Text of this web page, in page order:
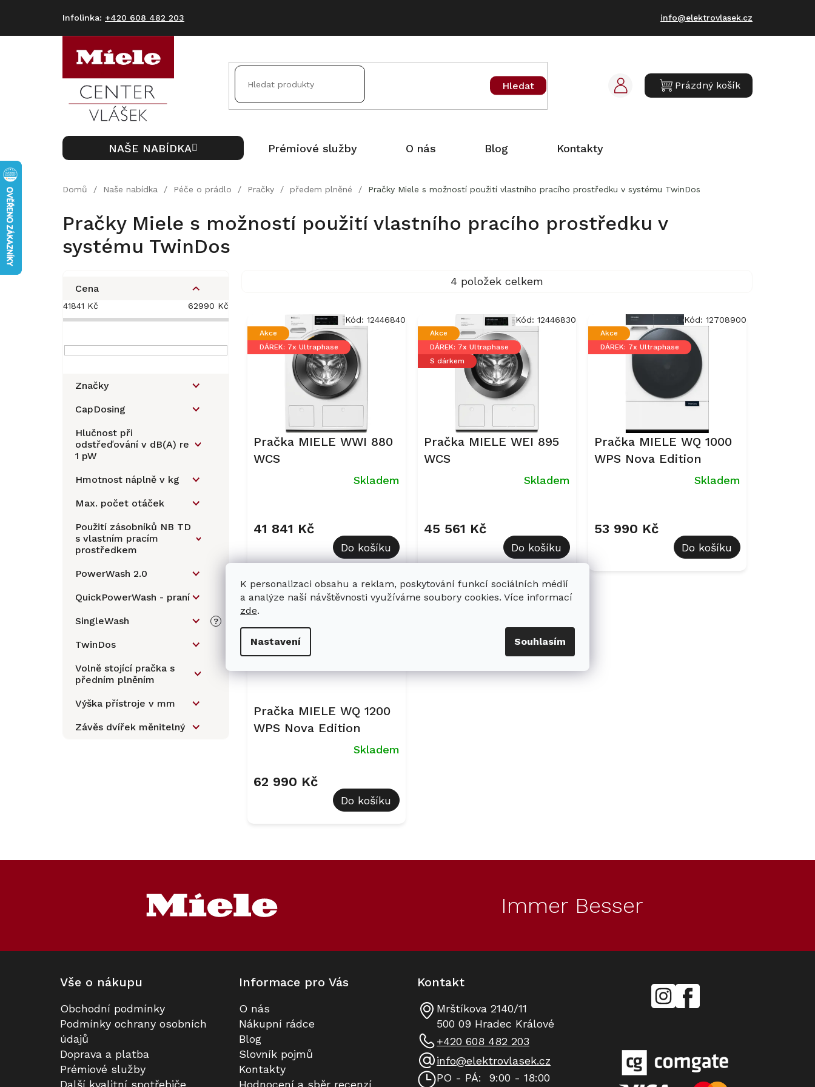
K personalizaci obsahu a reklam, poskytování funkcí sociálních médií
a analýze naší návštěvnosti využíváme soubory cookies. Více informací
zde.
Nastavení Souhlasím
+420 608 482 203 info@elektrovlasek.cz
Hledat
NÁKUPNÍ
Prázdný košík
NAŠE NABÍDKA Prémiové služby O nás Blog Kontakty
Domů / Naše nabídka / Péče o prádlo / Pračky / předem plněné / Pračky Miele s možností použití vlastního pracího prostředku v systému TwinDos
Pračky Miele s možností použití vlastního pracího prostředku v
systému TwinDos
s
t
a
n
Cena
41841 Kč 62990 Kč
Značky
CapDosing
Hlučnost při
odstřeďování v dB(A) re
1 pW
Hmotnost náplně v kg
Max. počet otáček
Použití zásobníků NB TD
s vlastním pracím
prostředkem
PowerWash 2.0
QuickPowerWash - praní
SingleWash ?
TwinDos
Volně stojící pračka s
předním plněním
Výška přístroje v mm
Závěs dvířek měnitelný
4 položek celkem
p
Akce
DÁREK: 7x Ultraphase
Pračka MIELE WWI 880
WCS
produktu
je
z
hvězdiček.
Skladem
41 841 Kč
Do košíku
Kód: 12446840
Akce
DÁREK: 7x Ultraphase
S dárkem
Pračka MIELE WEI 895
WCS
Skladem
45 561 Kč
Do košíku
Kód: 12446830
Akce
DÁREK: 7x Ultraphase
Pračka MIELE WQ 1000
WPS Nova Edition
Skladem
53 990 Kč
Do košíku
Kód: 12708900
Akce
Pračka MIELE WQ 1200
WPS Nova Edition
Skladem
62 990 Kč
Do košíku
Kód:12708910
v
r
ý
p
i
s
Immer Besser
Vše o nákupu
Obchodní podmínky
Podmínky ochrany osobních
údajů
Doprava a platba
Prémiové služby
Další kvalitní spotřebiče
Informace pro Vás
O nás
Nákupní rádce
Blog
Slovník pojmů
Kontakty
Hodnocení a sběr recenzí
Kontakt
Mrštíkova 2140/11
500 09 Hradec Králové
PO - PÁ:
9:00 - 18:00
info@elektrovlasek.cz
+420 608 482 203
mielecentervlasek
Miele
Center